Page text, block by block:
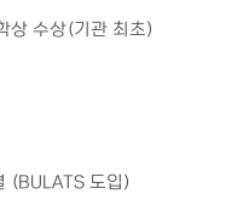
상 수상(기관 최초)
(BULATS 도입)